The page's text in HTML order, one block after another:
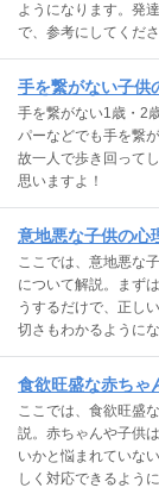
ようになります。発
で、参考にしてくださ
手を繋がない子供
手を繋がない1歳・2
パーなどでも手を繋
故一人で歩き回って
思いますよ！
意地悪な子供の心
ここでは、意地悪な
について解説。まず
うするだけで、正し
切さもわかるようにな
食欲旺盛な赤ちゃ
ここでは、食欲旺盛
説。赤ちゃんや子供
いかと悩まれていな
しく対応できるよう